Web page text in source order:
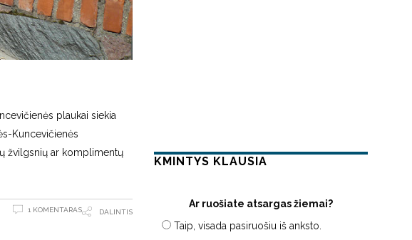
plaukai siekia
Kuncevičienės
žvilgsnių ar komplimentų
1 KOMENTARAS DALINTIS
KMINTYS KLAUSIA
Ar ruošiate atsargas žiemai?
Taip, visada pasiruošiu iš anksto.